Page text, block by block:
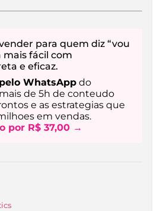
para quem diz “vou
mais fácil com
e eficaz.
WhatsApp do
de 5h de conteudo
e as estrategias que
em vendas.
por R$ 37,00 →